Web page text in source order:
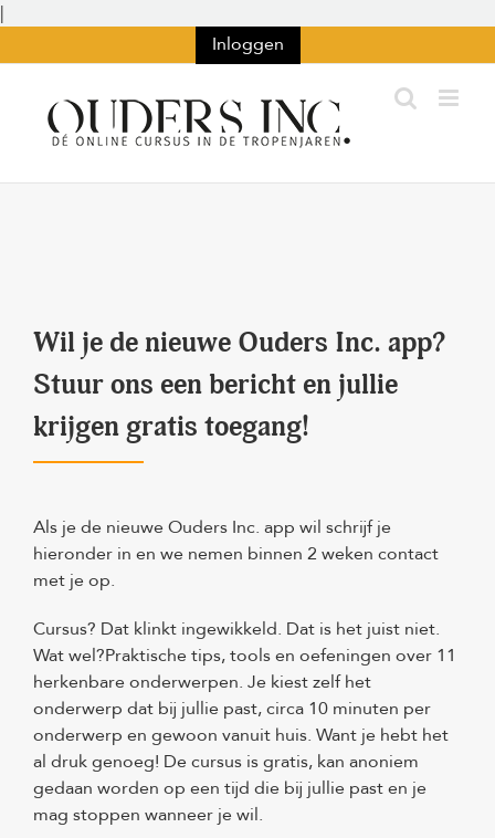
|
inhoud
Inloggen
Wil je de nieuwe Ouders Inc. app?
Stuur ons een bericht en jullie
krijgen gratis toegang!
Als je de nieuwe Ouders Inc. app wil schrijf je
hieronder in en we nemen binnen 2 weken contact
met je op.
Cursus? Dat klinkt ingewikkeld. Dat is het juist niet.
Wat wel?Praktische tips, tools en oefeningen over 11
herkenbare onderwerpen. Je kiest zelf het
onderwerp dat bij jullie past, circa 10 minuten per
onderwerp en gewoon vanuit huis. Want je hebt het
al druk genoeg! De cursus is gratis, kan anoniem
gedaan worden op een tijd die bij jullie past en je
mag stoppen wanneer je wil.